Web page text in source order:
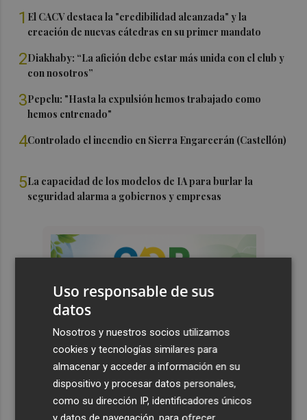
1 El CACV destaca la "credibilidad alcanzada" y la
creación de nuevas cátedras en su primer mandato
2Diakhaby: “La afición debe estar más unida con el club y
con nosotros”
3Pepelu: "Hasta la expulsión hemos trabajado como
hemos entrenado"
4Controlado el incendio en Sierra Engarcerán (Castellón)
5La capacidad de los modelos de IA para burlar la
seguridad alarma a gobiernos y empresas
Uso responsable de sus
datos
Nosotros y nuestros socios utilizamos
cookies y tecnologías similares para
almacenar y acceder a información en su
dispositivo y procesar datos personales,
como su dirección IP, identificadores únicos